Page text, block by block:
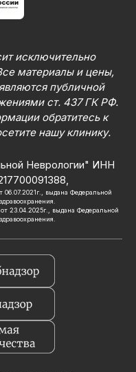
исключительно
материалы и цены,
публичной
ст. 437 ГК РФ.
обратитесь к
нашу клинику.
Неврологии" ИНН
06.07.2021г., выдана Федеральной
23.04.2025г., выдана Федеральной